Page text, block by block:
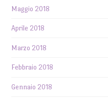
Maggio 2018
Aprile 2018
Marzo 2018
Febbraio 2018
Gennaio 2018